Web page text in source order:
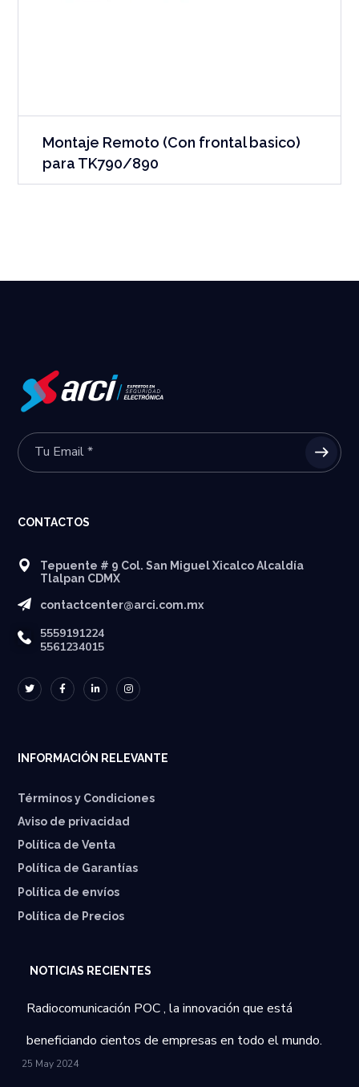
Montaje Remoto (Con frontal basico)
para TK790/890
CONTACTOS
Tepuente # 9 Col. San Miguel Xicalco Alcaldía
Tlalpan CDMX
contactcenter@arci.com.mx
5559191224
5561234015
INFORMACIÓN RELEVANTE
Términos y Condiciones
Aviso de privacidad
Política de Venta
Política de Garantías
⁠Política de envíos
Política de Precios
NOTICIAS RECIENTES
Radiocomunicación POC , la innovación que está
beneficiando cientos de empresas en todo el mundo.
25 May 2024